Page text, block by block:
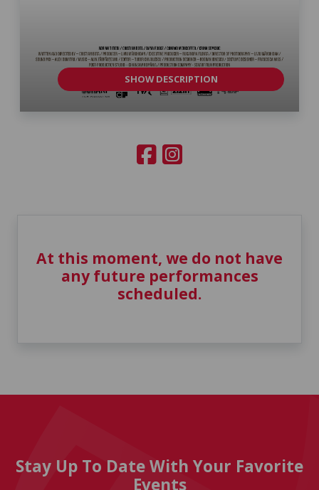
SHOW DESCRIPTION
At this moment, we do not have
any future performances
scheduled.
Stay Up To Date With Your Favorite
Events